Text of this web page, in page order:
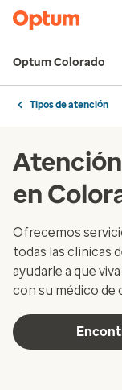
Optum Colorado
Tipos de atención
en
Ofrecemos
todas las clínicas
ayudarle a que
con su médico de